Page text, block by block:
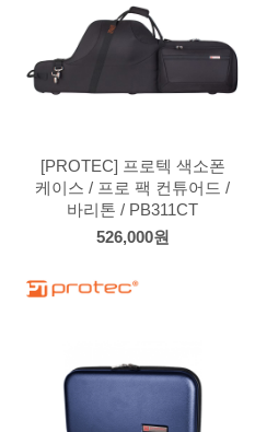
[PROTEC] 프로텍 색소폰
케이스 / 프로 팩 컨튜어드 /
바리톤 / PB311CT
526,000원